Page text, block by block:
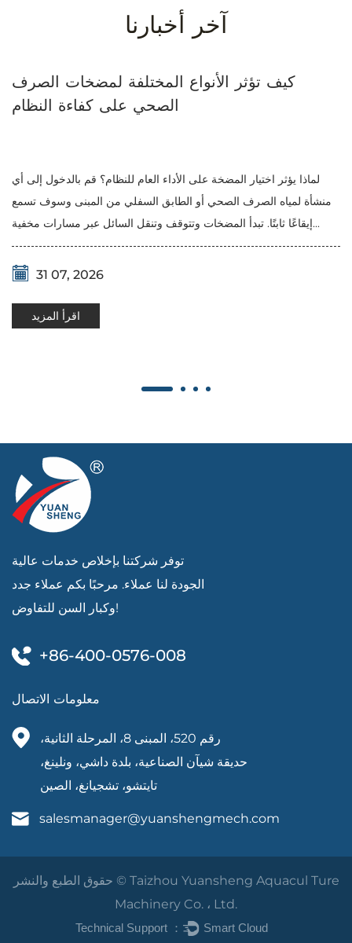
آخر أخبارنا
كيف تؤثر الأنواع المختلفة لمضخات الصرف
الصحي على كفاءة النظام
لماذا يؤثر اختيار المضخة على الأداء العام للنظام؟ قم بالدخول إلى أي
منشأة لمياه الصرف الصحي أو الطابق السفلي من المبنى وسوف تسمع
إيقاعًا ثابتًا. تبدأ المضخات وتتوقف وتنقل السائل عبر مسارات مخفية...
31 07, 2026
اقرأ المزيد
توفر شركتنا بإخلاص خدمات عالية
الجودة لنا عملاء. مرحبًا بكم عملاء جدد
وكبار السن للتفاوض!
+86-400-0576-008
معلومات الاتصال
رقم 520، المبنى 8، المرحلة الثانية،
حديقة شيآن الصناعية، بلدة داشي، ونلينغ،
تايتشو، تشجيانغ، الصين
salesmanager@yuanshengmech.com
حقوق الطبع والنشر © Taizhou Yuansheng Aquacul Ture
Machinery Co. ، Ltd.
Technical Support ： Smart Cloud